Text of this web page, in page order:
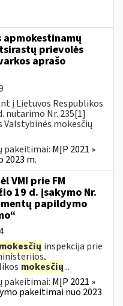
prievolės
aprašo
į Lietuvos Respublikos
nutarimo Nr. 235[1]
mokesčių
pakeitimai: MĮP 2021 »
2023 m.
VMI prie FM
19 d. įsakymo Nr.
papildymo
mokesčių inspekcija prie
mokesčių...
pakeitimai: MĮP 2021 »
pakeitimai nuo 2023